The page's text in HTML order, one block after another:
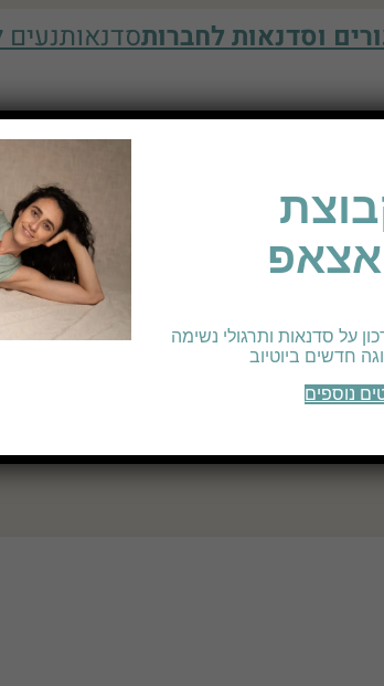
וסדנאות לחברותסדנאותנעים
רגע לעצמי
רגע לעצמיעל סדנאות ותרגולי נשימה
חדשים ביוטיוב
נוספים